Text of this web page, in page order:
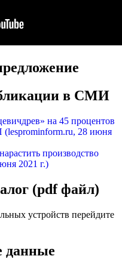
в СМИ
на 45 процентов
(lesprominform.ru, 28 июня
производство
2021 г.)
(pdf файл)
устройств перейдите
данные